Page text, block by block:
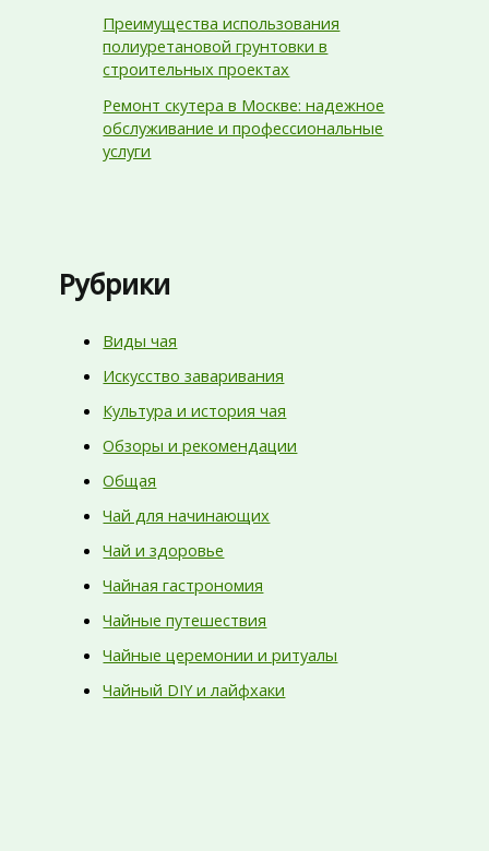
Преимущества использования
полиуретановой грунтовки в
строительных проектах
Ремонт скутера в Москве: надежное
обслуживание и профессиональные
услуги
Рубрики
Виды чая
Искусство заваривания
Культура и история чая
Обзоры и рекомендации
Общая
Чай для начинающих
Чай и здоровье
Чайная гастрономия
Чайные путешествия
Чайные церемонии и ритуалы
Чайный DIY и лайфхаки